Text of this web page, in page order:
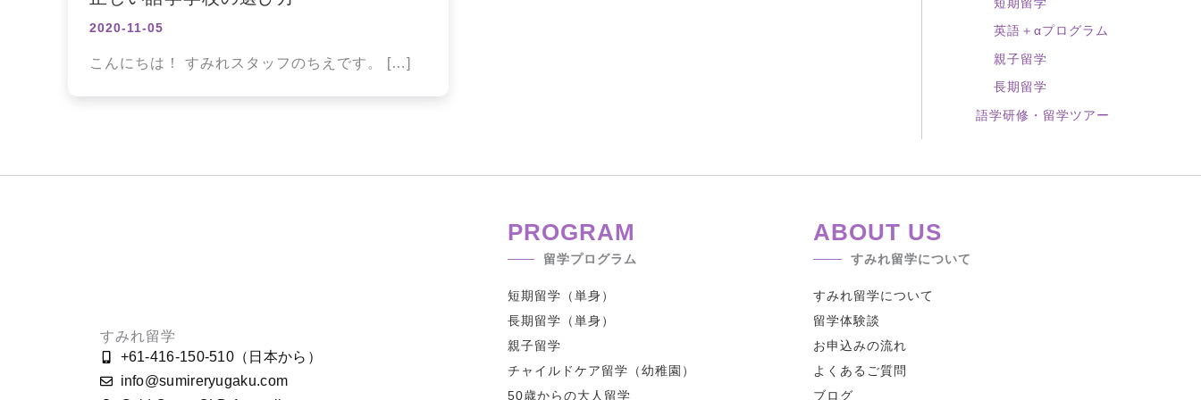
2020-11-05
こんにちは！ すみれスタッフのちえです。 […]
英語＋αプログラム
親子留学
長期留学
語学研修・留学ツアー
すみれ留学
+61-416-150-510（日本から）
info@sumireryugaku.com
PROGRAM
留学プログラム
短期留学（単身）
長期留学（単身）
親子留学
チャイルドケア留学（幼稚園）
50歳からの大人留学
ABOUT US
すみれ留学について
すみれ留学について
留学体験談
お申込みの流れ
よくあるご質問
ブログ